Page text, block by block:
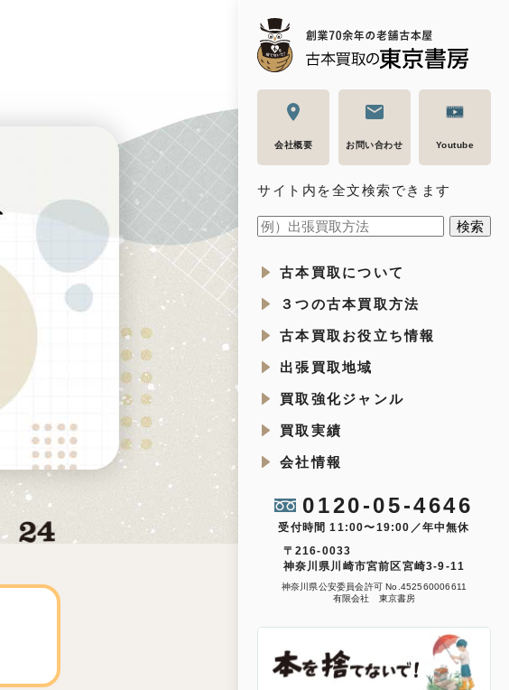
会社概要 お問い合わせ Youtube
サイト内を全文検索できます
古本買取について
３つの古本買取方法
古本買取お役立ち情報
出張買取地域
買取強化ジャンル
買取実績
会社情報
0120-05-4646
受付時間 11:00〜19:00／年中無休
〒216-0033
神奈川県川崎市宮前区宮崎3-9-11
神奈川県公安委員会許可 No.452560006611
有限会社 東京書房